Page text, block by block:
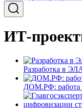
ИТ-
Разработка в
ДОМ.РФ: работа